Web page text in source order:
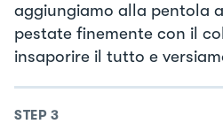
aggiungiamo alla pentola
pestate finemente con il
insaporire il tutto e
STEP 3